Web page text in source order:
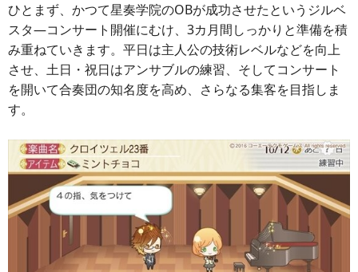
ひとまず、かつて星奏学院のOBが成功させたというジルベ
スタ―コンサート開催にむけ、3カ月間しっかりと準備を積
み重ねていきます。平日は主人公の技術レベルなどを向上
させ、土日・祝日はアンサブルの練習、そしてコンサート
を開いて合奏団の知名度を高め、さらなる集客を目指しま
す。